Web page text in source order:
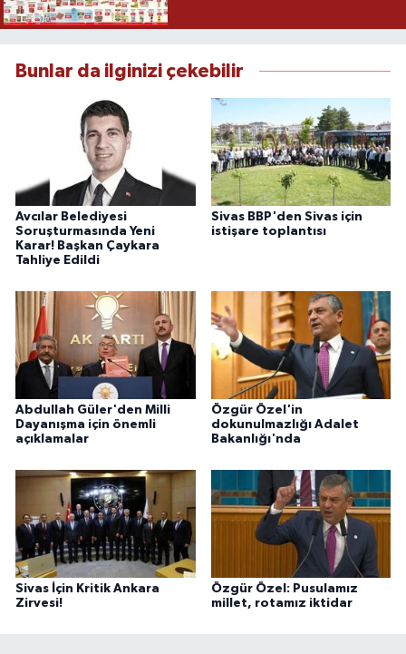
Bunlar da ilginizi çekebilir
Avcılar Belediyesi
Soruşturmasında Yeni
Karar! Başkan Çaykara
Tahliye Edildi
Sivas BBP'den Sivas için
istişare toplantısı
Abdullah Güler'den Milli
Dayanışma için önemli
açıklamalar
Özgür Özel'in
dokunulmazlığı Adalet
Bakanlığı'nda
Sivas İçin Kritik Ankara
Zirvesi!
Özgür Özel: Pusulamız
millet, rotamız iktidar